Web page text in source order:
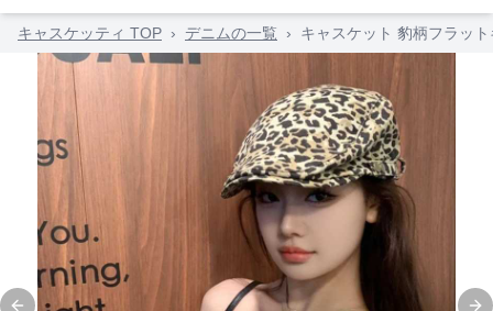
キャスケッティ TOP › デニムの一覧 › キャスケット 豹柄フラッ